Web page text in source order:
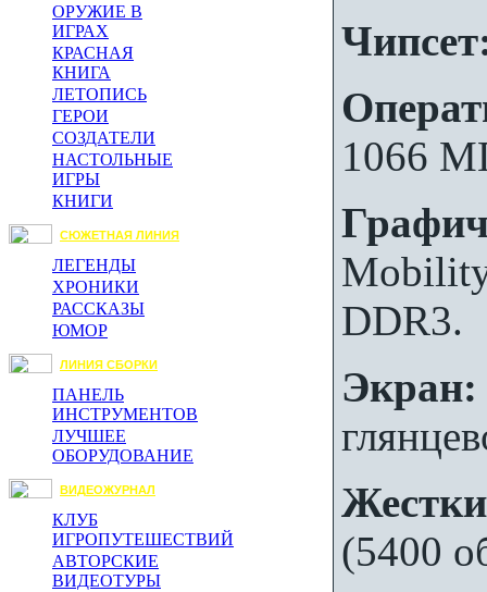
ОРУЖИЕ В
ИГРАХ
КРАСНАЯ
КНИГА
ЛЕТОПИСЬ
ГЕРОИ
СОЗДАТЕЛИ
НАСТОЛЬНЫЕ
ИГРЫ
КНИГИ
СЮЖЕТНАЯ ЛИНИЯ
ЛЕГЕНДЫ
ХРОНИКИ
РАССКАЗЫ
ЮМОР
ЛИНИЯ СБОРКИ
ПАНЕЛЬ
ИНСТРУМЕНТОВ
ЛУЧШЕЕ
ОБОРУДОВАНИЕ
ВИДЕОЖУРНАЛ
КЛУБ
ИГРОПУТЕШЕСТВИЙ
АВТОРСКИЕ
ВИДЕОТУРЫ
1066
DDR3.
Экран:
(5400